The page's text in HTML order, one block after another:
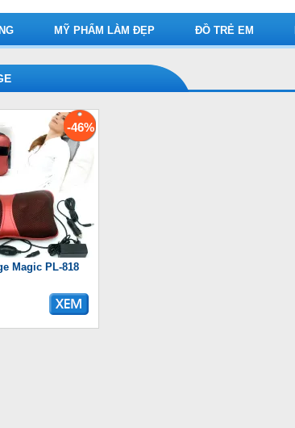
MỸ PHẨM LÀM ĐẸP ĐỒ TRẺ EM
-46%
Magic PL-818